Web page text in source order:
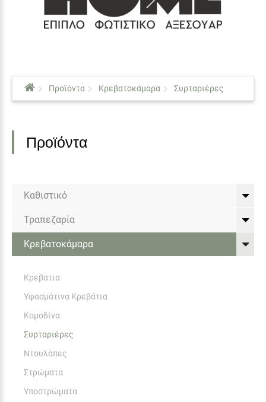
Προϊόντα Κρεβατοκάμαρα Συρταριέρες
Προϊόντα
Καθιστικό
Τραπεζαρία
Κρεβατοκάμαρα
Κρεβάτια
Υφασμάτινα Κρεβάτια
Κομοδίνα
Συρταριέρες
Ντουλάπες
Στρώματα
Υποστρώματα